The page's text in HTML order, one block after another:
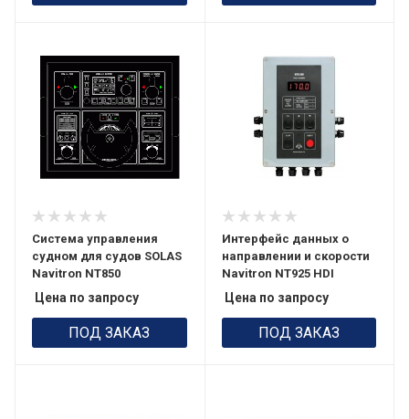
Система управления
судном для судов SOLAS
Navitron NT850
Цена по запросу
ПОД ЗАКАЗ
Интерфейс данных о
направлении и скорости
Navitron NT925 HDI
Цена по запросу
ПОД ЗАКАЗ